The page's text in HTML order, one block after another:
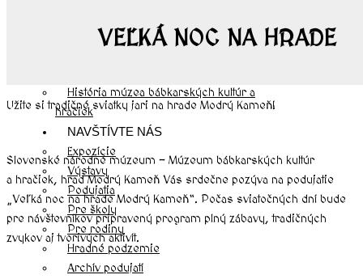
Návštevnícky poriadok
História múzea bábkarských kultúr a
hračiek
NAVŠTÍVTE NÁS
Expozície
Výstavy
Podujatia
Pre školy
Pre rodiny
Hradné podzemie
Archív podujatí
VEĽKÁ NOC NA HRADE
Užite si tradičné sviatky jari na hrade Modrý Kameň!
Slovenské národné múzeum – Múzeum bábkarských kultúr
a hračiek, hrad Modrý Kameň Vás srdečne pozýva na podujatie
„Veľká noc na hrade Modrý Kameň“. Počas sviatočných dní bude
pre návštevníkov pripravený program plný zábavy, tradičných
zvykov aj tvorivých aktivít.